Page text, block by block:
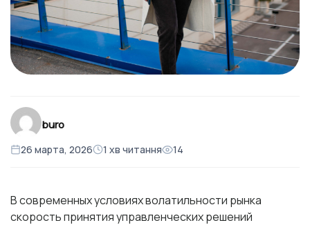
buro
26 марта, 2026 1 хв читання 14
В современных условиях волатильности рынка
скорость принятия управленческих решений